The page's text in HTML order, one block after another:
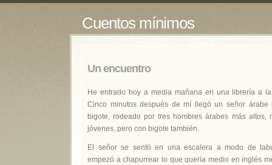
Cuentos mínimos
Un encuentro
He entrado hoy a media mañana en una librería a
Cinco minutos después de mí llegó un señor árabe
bigote, rodeado por tres hombres árabes más altos,
jóvenes, pero con bigote también.
El señor se sentó en una escalera a modo de
empezó a chapurrear lo que quería medio en inglés